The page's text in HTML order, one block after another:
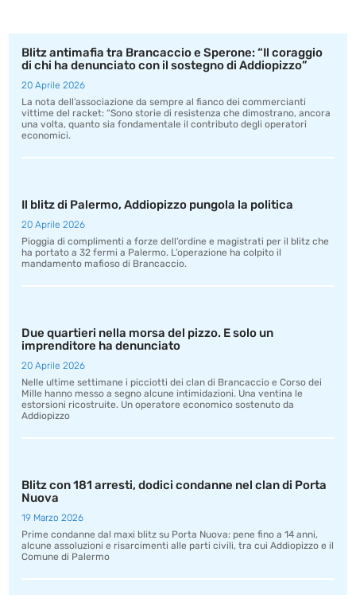
Blitz antimafia tra Brancaccio e Sperone: “Il coraggio
di chi ha denunciato con il sostegno di Addiopizzo”
20 Aprile 2026
La nota dell’associazione da sempre al fianco dei commercianti
vittime del racket: “Sono storie di resistenza che dimostrano, ancora
una volta, quanto sia fondamentale il contributo degli operatori
economici.
Il blitz di Palermo, Addiopizzo pungola la politica
20 Aprile 2026
Pioggia di complimenti a forze dell’ordine e magistrati per il blitz che
ha portato a 32 fermi a Palermo. L’operazione ha colpito il
mandamento mafioso di Brancaccio.
Due quartieri nella morsa del pizzo. E solo un
imprenditore ha denunciato
20 Aprile 2026
Nelle ultime settimane i picciotti dei clan di Brancaccio e Corso dei
Mille hanno messo a segno alcune intimidazioni. Una ventina le
estorsioni ricostruite. Un operatore economico sostenuto da
Addiopizzo
Blitz con 181 arresti, dodici condanne nel clan di Porta
Nuova
19 Marzo 2026
Prime condanne dal maxi blitz su Porta Nuova: pene fino a 14 anni,
alcune assoluzioni e risarcimenti alle parti civili, tra cui Addiopizzo e il
Comune di Palermo